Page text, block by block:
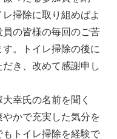
掃除に取り組めばよ
の皆様の毎回のご苦
。トイレ掃除の後に
き、改めて感謝申し
幸氏の名前を聞く
かで充実した気分を
トイレ掃除を経験で